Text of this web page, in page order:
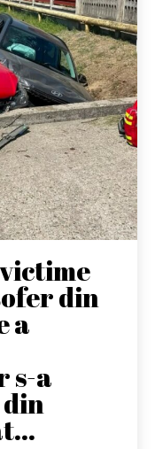
victime
din
a
s-a